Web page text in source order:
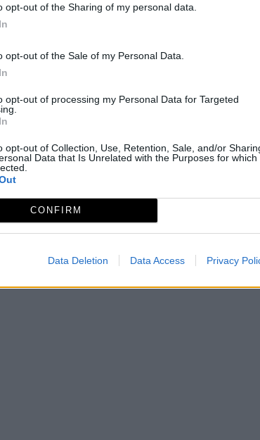
opt-out of the Sharing of my personal data.
opt-out of the Sale of my Personal Data.
opt-out of processing my Personal Data for Targeted
opt-out of Collection, Use, Retention, Sale, and/or
Data that Is Unrelated with the Purposes for which
CONFIRM
Data Deletion Data Access Privacy
el Olivar, proyecto de la Ruta del Vino
y descripción del mismo, basado en
la Plata, una vía milenaria que discurre en
al de hace 2.000 años, cuando la
vinos y aceites de calidad.
peregrinación a Santiago de